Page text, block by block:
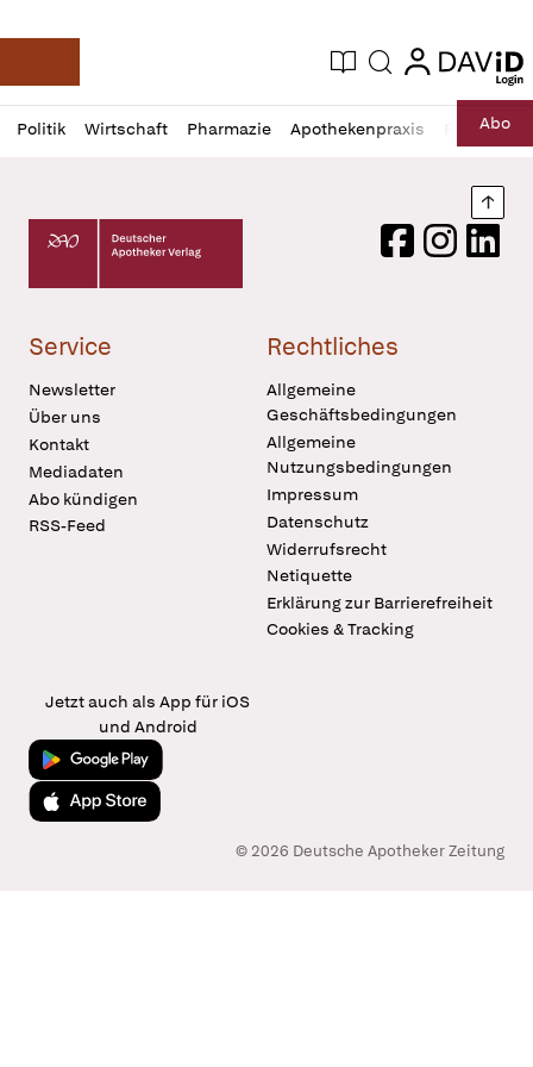
Deutsche Apotheker Zeitung
Aktuelle Ausgabe
Suche login
login
Politik Wirtschaft Pharmazie Apothekenpraxis RechtAbo
Profil
öffnen
Daz
Pur
Deutscher Apotheker Verlag Logo
FacebookInstagram
Service
Newsletter
Über uns
Kontakt
Mediadaten
Abo kündigen
RSS-Feed
Rechtliches
Allgemeine
Geschäftsbedingungen
Allgemeine
Nutzungsbedingungen
Impressum
Datenschutz
Widerrufsrecht
Netiquette
Erklärung zur Barrierefreiheit
Cookies & Tracking
Jetzt auch als App für iOS
und Android
Jetzt bei Google Play
Laden im App Store
© 2026 Deutsche Apotheker Zeitung